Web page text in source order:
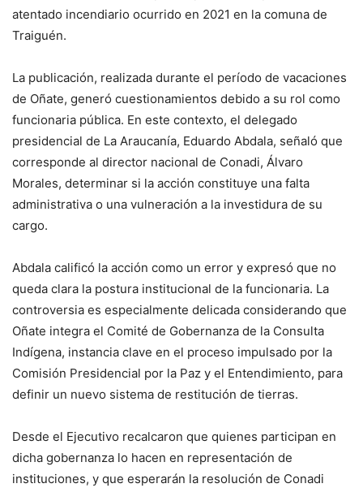
atentado incendiario ocurrido en 2021 en la comuna de
Traiguén.
La publicación, realizada durante el período de vacaciones
de Oñate, generó cuestionamientos debido a su rol como
funcionaria pública. En este contexto, el delegado
presidencial de La Araucanía, Eduardo Abdala, señaló que
corresponde al director nacional de Conadi, Álvaro
Morales, determinar si la acción constituye una falta
administrativa o una vulneración a la investidura de su
cargo.
Abdala calificó la acción como un error y expresó que no
queda clara la postura institucional de la funcionaria. La
controversia es especialmente delicada considerando que
Oñate integra el Comité de Gobernanza de la Consulta
Indígena, instancia clave en el proceso impulsado por la
Comisión Presidencial por la Paz y el Entendimiento, para
definir un nuevo sistema de restitución de tierras.
Desde el Ejecutivo recalcaron que quienes participan en
dicha gobernanza lo hacen en representación de
instituciones, y que esperarán la resolución de Conadi